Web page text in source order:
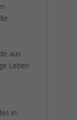
aus
Leben
in